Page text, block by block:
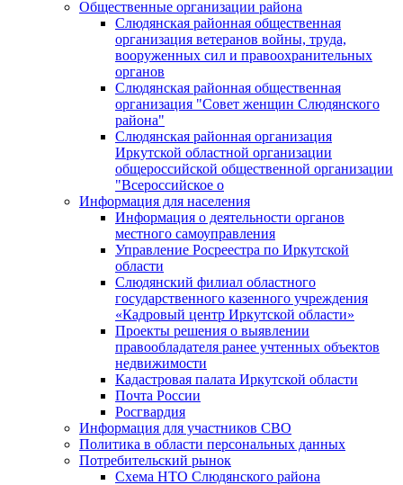
Общественные организации района
Слюдянская районная общественная
организация ветеранов войны, труда,
вооруженных сил и правоохранительных
органов
Слюдянская районная общественная
организация "Совет женщин Слюдянского
района"
Слюдянская районная организация
Иркутской областной организации
общероссийской общественной организации
"Всероссийское о
Информация для населения
Информация о деятельности органов
местного самоуправления
Управление Росреестра по Иркутской
области
Слюдянский филиал областного
государственного казенного учреждения
«Кадровый центр Иркутской области»
Проекты решения о выявлении
правообладателя ранее учтенных объектов
недвижимости
Кадастровая палата Иркутской области
Почта России
Росгвардия
Информация для участников СВО
Политика в области персональных данных
Потребительский рынок
Схема НТО Слюдянского района